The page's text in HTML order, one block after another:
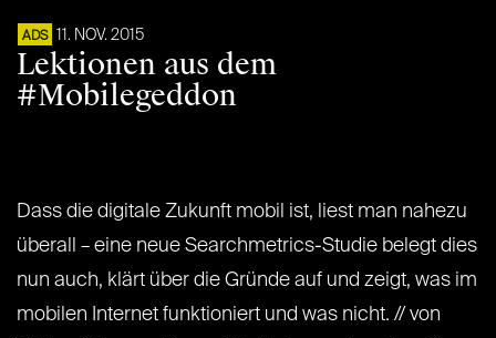
ADS 11. NOV. 2015
Lektionen aus dem
#Mobilegeddon
Dass die digitale Zukunft mobil ist, liest man nahezu
überall – eine neue Searchmetrics-Studie belegt dies
nun auch, klärt über die Gründe auf und zeigt, was im
mobilen Internet funktioniert und was nicht. // von